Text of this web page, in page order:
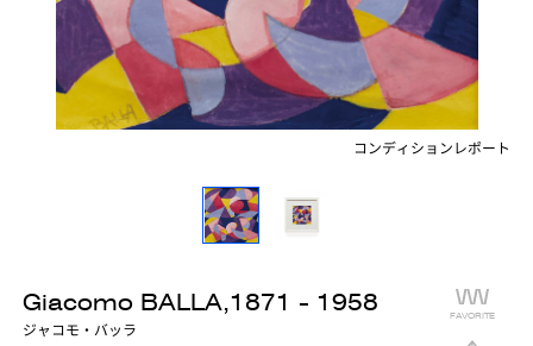
コンディションレポート
Giacomo BALLA,1871 - 1958
ジャコモ・バッラ
FAVORITE